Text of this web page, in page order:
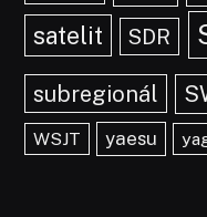
satelit SDR
subregionál
WSJT yaesu